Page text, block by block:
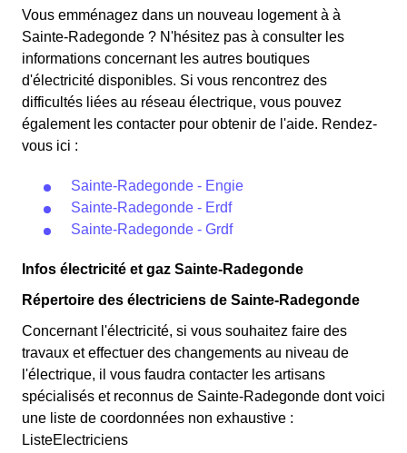
fournisseurs d'électricité en France et est accessible aux
Saint-Radegondois éligibles. 💡🏠
22 jours, le prix de l'électricité est multiplié par quatre,
tandis que les autres jours de l'année, le prix est réduit
de 20% par rapport au tarif normal en à Sainte-
Radegonde. ⚡💸
Vous emménagez dans un nouveau logement à à
Sainte-Radegonde ? N'hésitez pas à consulter les
informations concernant les autres boutiques
d'électricité disponibles. Si vous rencontrez des
difficultés liées au réseau électrique, vous pouvez
également les contacter pour obtenir de l'aide. Rendez-
vous ici :
Sainte-Radegonde - Engie
Sainte-Radegonde - Erdf
Sainte-Radegonde - Grdf
Infos électricité et gaz Sainte-Radegonde
Répertoire des électriciens de Sainte-Radegonde
Concernant l'électricité, si vous souhaitez faire des
travaux et effectuer des changements au niveau de
l'électrique, il vous faudra contacter les artisans
spécialisés et reconnus de Sainte-Radegonde dont voici
une liste de coordonnées non exhaustive :
ListeElectriciens